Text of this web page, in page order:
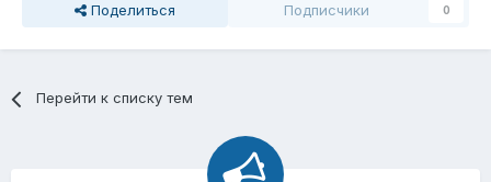
Поделиться Подписчики 0
Перейти к списку тем